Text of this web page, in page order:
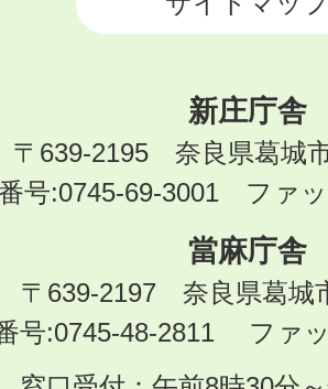
新庄庁舎
〒639-2195 奈良県葛城
号:0745-69-3001 ファ
當麻庁舎
〒639-2197 奈良県葛城
号:0745-48-2811 ファ